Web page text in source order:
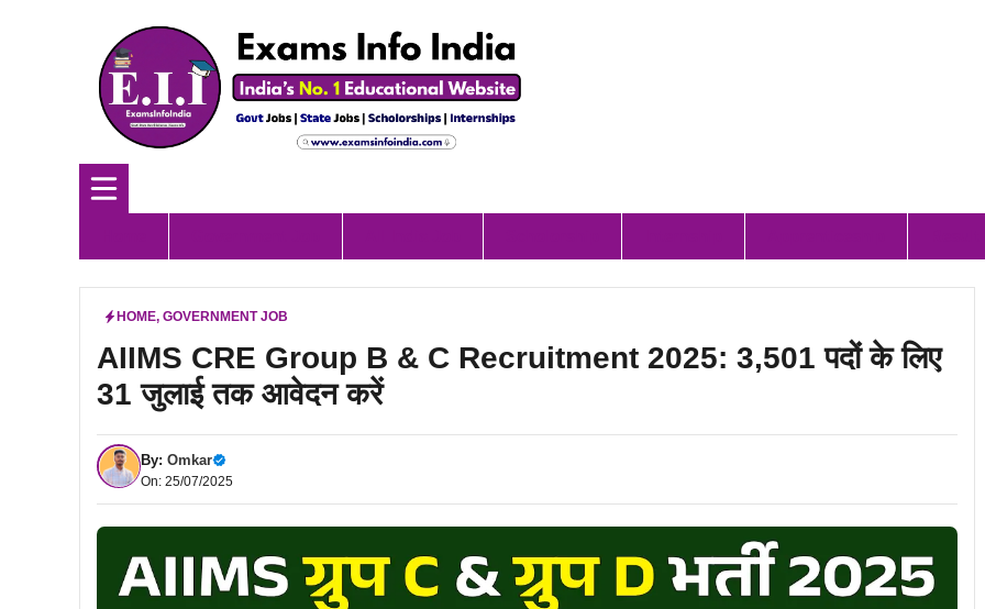
HOME, GOVERNMENT JOB
AIIMS CRE Group B & C Recruitment 2025: 3,501 पदों के लिए
31 जुलाई तक आवेदन करें
By: Omkar
On: 25/07/2025